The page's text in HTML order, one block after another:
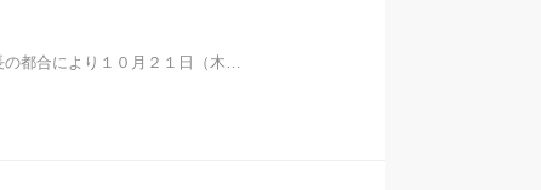
の都合により１０月２１日（木…